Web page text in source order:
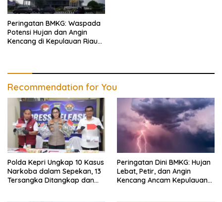
Peringatan BMKG: Waspada
Potensi Hujan dan Angin
Kencang di Kepulauan Riau
Recommendation for You
Polda Kepri Ungkap 10 Kasus
Narkoba dalam Sepekan, 13
Tersangka Ditangkap dan
Peringatan Dini BMKG: Hujan
Lebat, Petir, dan Angin
Kencang Ancam Kepulauan